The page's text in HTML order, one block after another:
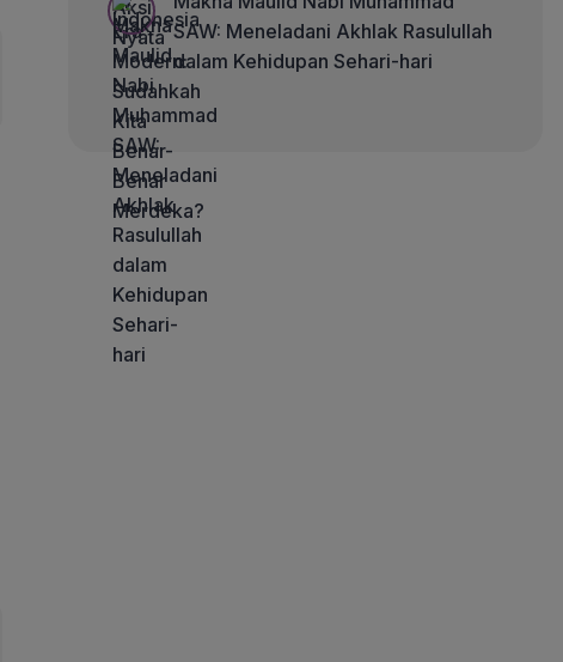
SAW: Meneladani Akhlak Rasulullah
dalam Kehidupan Sehari-hari